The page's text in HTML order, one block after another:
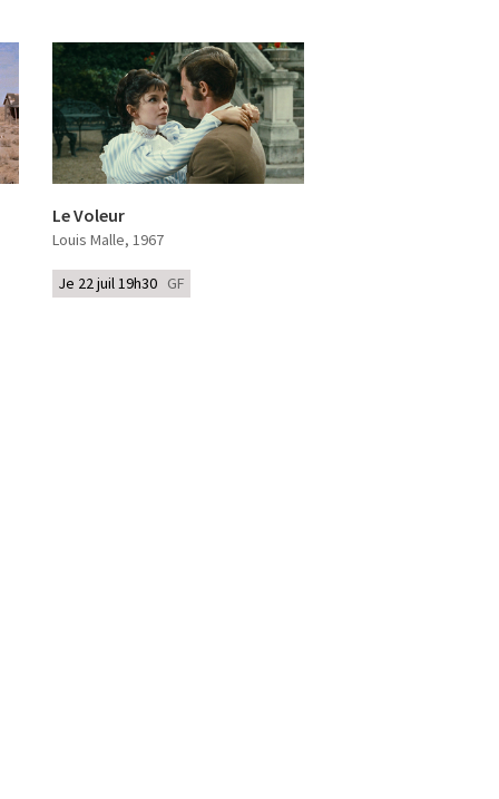
Le Voleur
Louis Malle, 1967
Je 22 juil 19h30 GF